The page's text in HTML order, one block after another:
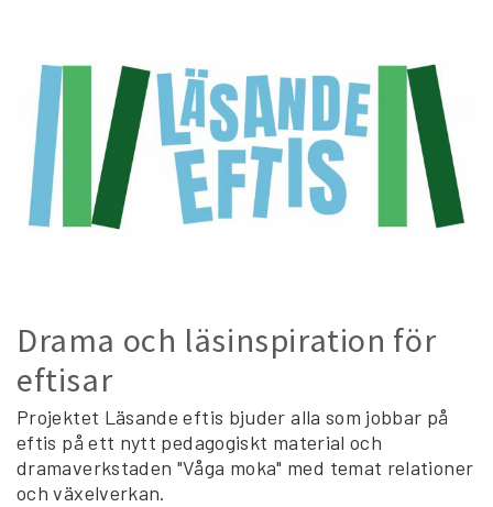
Drama och läsinspiration för
eftisar
Projektet Läsande eftis bjuder alla som jobbar på
eftis på ett nytt pedagogiskt material och
dramaverkstaden "Våga moka" med temat relationer
och växelverkan.